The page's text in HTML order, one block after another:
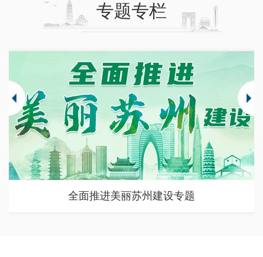
专题专栏
全面推进美丽苏州建设专题